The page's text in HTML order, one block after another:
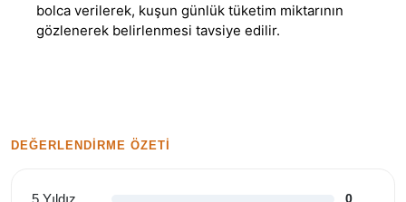
bolca verilerek, kuşun günlük tüketim miktarının
gözlenerek belirlenmesi tavsiye edilir.
DEĞERLENDIRME ÖZETI
5 Yıldız 0